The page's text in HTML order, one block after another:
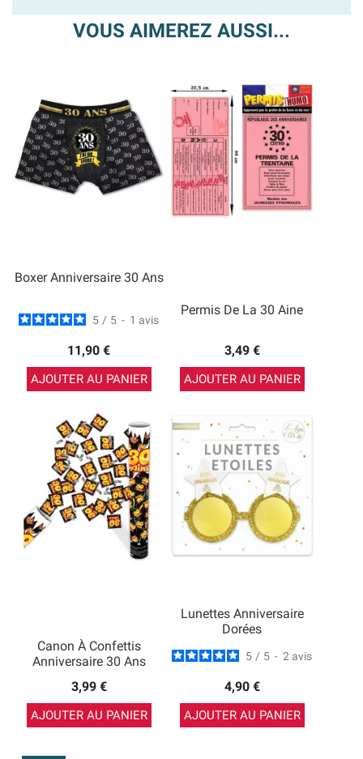
VOUS AIMEREZ AUSSI...
Boxer Anniversaire 30 Ans
5 / 5 - 1 avis
11,90 €
AJOUTER AU PANIER
Permis De La 30 Aine
3,49 €
AJOUTER AU PANIER
Canon À Confettis
Anniversaire 30 Ans
3,99 €
AJOUTER AU PANIER
Lunettes Anniversaire
Dorées
5 / 5 - 2 avis
4,90 €
AJOUTER AU PANIER